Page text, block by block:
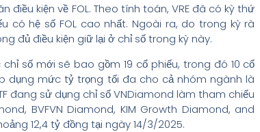
điều kiện về FOL. Theo tính toán, VRE đã có kỳ thứ
có hệ số FOL cao nhất. Ngoài ra, do trong kỳ rà
đủ điều kiện giữ lại ở chỉ số trong kỳ này.
số mới sẽ bao gồm 19 cổ phiếu, trong đó 10 cổ
dụng mức tỷ trọng tối đa cho cả nhóm ngành là
đang sử dụng chỉ số VNDiamond làm tham chiếu
BVFVN Diamond, KIM Growth Diamond, and
12,4 tỷ đồng tại ngày 14/3/2025.